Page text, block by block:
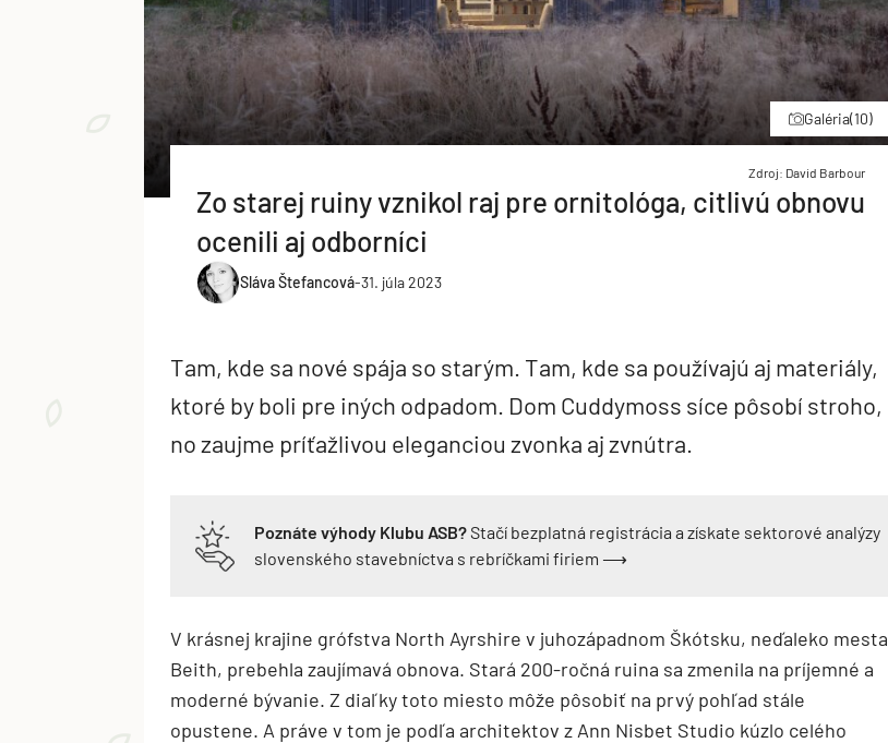
Galéria(10)
Zdroj: David Barbour
Zo starej ruiny vznikol raj pre ornitológa, citlivú obnovu
ocenili aj odborníci
Sláva Štefancová-31. júla 2023
Tam, kde sa nové spája so starým. Tam, kde sa používajú aj materiály,
ktoré by boli pre iných odpadom. Dom Cuddymoss síce pôsobí stroho,
no zaujme príťažlivou eleganciou zvonka aj zvnútra.
Poznáte výhody Klubu ASB?Stačí bezplatná registrácia a získate sektorové analýzy
slovenského stavebníctva s rebríčkami firiem ⟶
V krásnej krajine grófstva North Ayrshire v juhozápadnom Škótsku, neďaleko mesta
Beith, prebehla zaujímavá obnova. Stará 200-ročná ruina sa zmenila na príjemné a
moderné bývanie. Z diaľky toto miesto môže pôsobiť na prvý pohľad stále
opustene. A práve v tom je podľa architektov z Ann Nisbet Studio kúzlo celého